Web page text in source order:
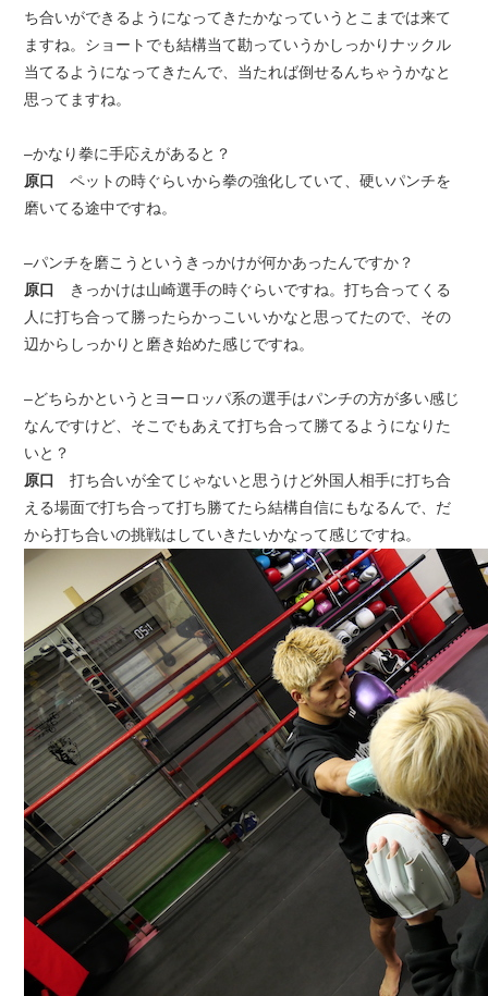
ち合いができるようになってきたかなっていうとこまでは来て
ますね。ショートでも結構当て勘っていうかしっかりナックル
当てるようになってきたんで、当たれば倒せるんちゃうかなと
思ってますね。
–かなり拳に手応えがあると？
原口ペットの時ぐらいから拳の強化していて、硬いパンチを
磨いてる途中ですね。
–パンチを磨こうというきっかけが何かあったんですか？
原口 きっかけは山崎選手の時ぐらいですね。打ち合ってくる
人に打ち合って勝ったらかっこいいかなと思ってたので、その
辺からしっかりと磨き始めた感じですね。
–どちらかというとヨーロッパ系の選手はパンチの方が多い感じ
なんですけど、そこでもあえて打ち合って勝てるようになりた
いと？
原口打ち合いが全てじゃないと思うけど外国人相手に打ち合
える場面で打ち合って打ち勝てたら結構自信にもなるんで、だ
から打ち合いの挑戦はしていきたいかなって感じですね。